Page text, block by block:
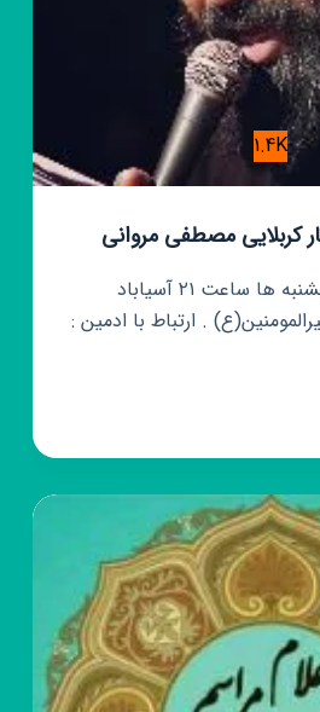
1.4K
کربلایی مصطفی مروانی
جلسات هفتگی پنجشنبه ها ساعت ۲۱ آسیاباد
امیرالمومنین(ع) . ارتباط با ادمین :